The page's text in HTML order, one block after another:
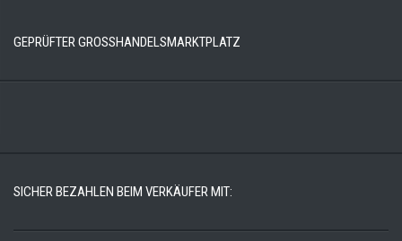
GEPRÜFTER GROSSHANDELSMARKTPLATZ
SICHER BEZAHLEN BEIM VERKÄUFER MIT: